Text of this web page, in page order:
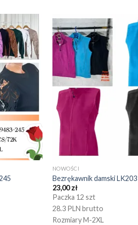
NOWOŚCI
Bezrękawnik damski LK203
23,00zł
Paczka 12 szt
28.3 PLN brutto
Rozmiary M-2XL